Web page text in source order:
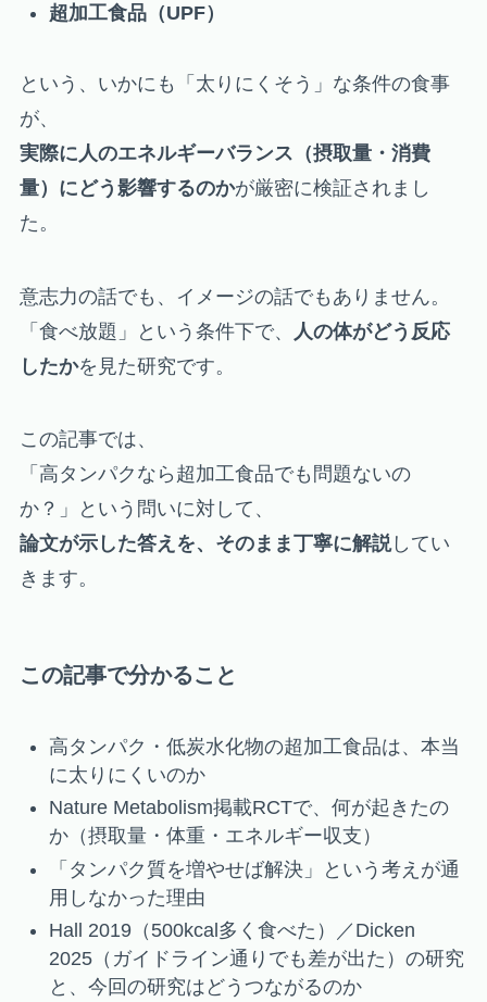
超加工食品（UPF）
という、いかにも「太りにくそう」な条件の食事
が、
実際に人のエネルギーバランス（摂取量・消費
量）にどう影響するのかが厳密に検証されまし
た。
意志力の話でも、イメージの話でもありません。
「食べ放題」という条件下で、
人の体がどう反応
したかを見た研究です。
この記事では、
「高タンパクなら超加工食品でも問題ないの
か？」という問いに対して、
論文が示した答えを、そのまま丁寧に解説してい
きます。
この記事で分かること
高タンパク・低炭水化物の超加工食品は、本当
に太りにくいのか
Nature Metabolism掲載RCTで、何が起きたの
か（摂取量・体重・エネルギー収支）
「タンパク質を増やせば解決」という考えが通
用しなかった理由
Hall 2019（500kcal多く食べた）／Dicken
2025（ガイドライン通りでも差が出た）の研究
と、今回の研究はどうつながるのか